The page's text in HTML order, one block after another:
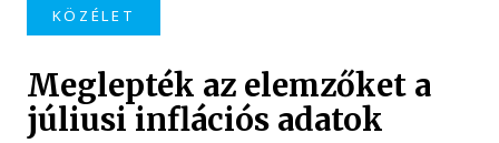
KÖZÉLET
Meglepték az elemzőket a
júliusi inflációs adatok